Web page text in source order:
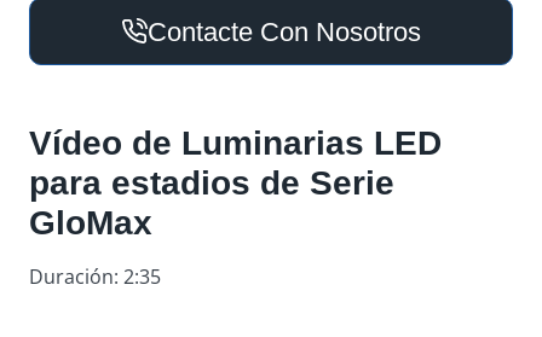
Contacte Con Nosotros
Vídeo de Luminarias LED
para estadios de Serie
GloMax
Duración: 2:35